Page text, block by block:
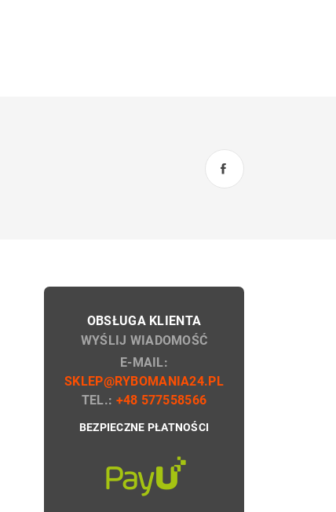
OBSŁUGA KLIENTA
WYŚLIJ WIADOMOŚĆ
E-MAIL:
SKLEP@RYBOMANIA24.PL
TEL.: +48 577558566
BEZPIECZNE PŁATNOŚCI